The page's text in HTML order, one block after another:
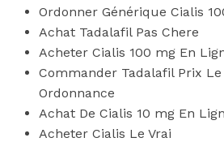
Ordonner Générique Cialis
Achat Tadalafil Pas Chere
Acheter Cialis 100 mg En
Commander Tadalafil Prix Le
Ordonnance
Achat De Cialis 10 mg En
Acheter Cialis Le Vrai